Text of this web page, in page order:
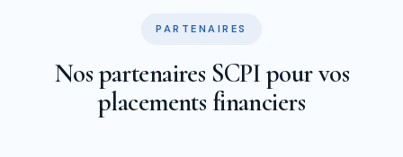
PARTENAIRES
Nos partenaires SCPI pour vos
placements financiers